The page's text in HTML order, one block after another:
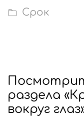
Срок
раздела
вокруг